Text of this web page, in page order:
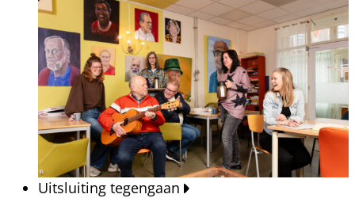
Uitsluiting tegengaan